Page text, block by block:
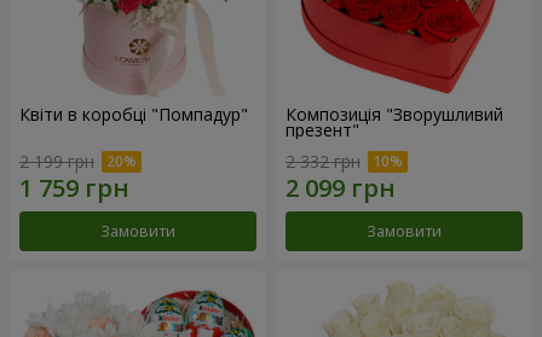
Квіти в коробці "Помпадур"
2 199 грн
Замовити
Композиція "Зворушливий
презент"
2 332 грн
Замовити